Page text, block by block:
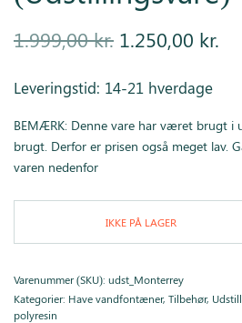
1.999,00kr. Den
1.999,00 kr..
1.250,00 kr.
Leveringstid: 14-21 hverdage
BEMÆRK: Denne vare har været brugt i
brugt. Derfor er prisen også meget lav.
varen nedenfor
IKKE PÅ LAGER
Varenummer (SKU): udst_Monterrey
Kategorier: Have vandfontæner, Tilbehør,
polyresin